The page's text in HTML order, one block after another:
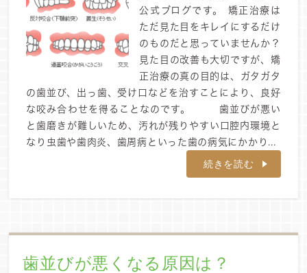
公式ブログです。 矯正治療は
ただ見た目をキレイにするだけ
のものだと思っていませんか？
見た目の改善も大切ですが、矯
正治療の真の目的は、ガタガタ
の歯並び、出っ歯、受け口などを治すことにより、良好
な咬み合わせを得ることなのです。 歯並びが悪い
と歯磨きが難しいため、汚れが残りやすい口腔内環境と
なり虫歯や歯肉炎、歯周病といった歯の病気にかかり...
続きを読む
歯並びが悪くなる原因は？